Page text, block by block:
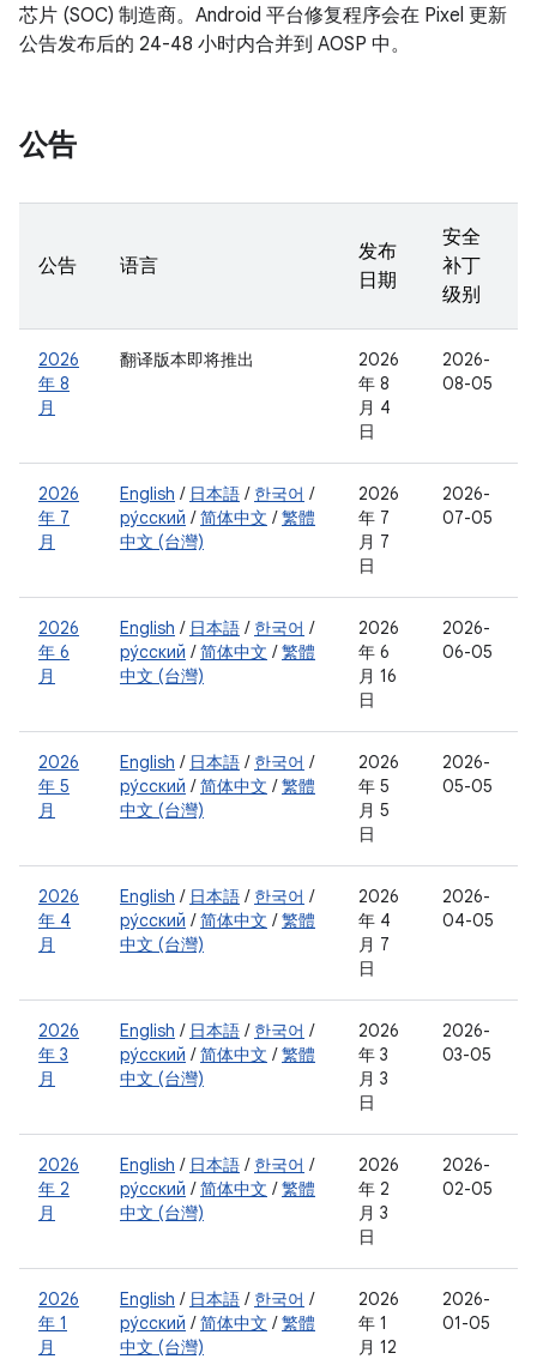
芯片 (SOC) 制造商。Android 平台修复程序会在 Pixel 更新
公告发布后的 24-48 小时内合并到 AOSP 中。
公告
公告 语言
发布
日期
安全
补丁
级别
2026
年 8
月
翻译版本即将推出
2026
年 8
月 4
日
2026-
08-05
2026
年 7
月
English / 日本語 / 한국어 /
ру́сский /简体中文 /繁體
中文 (台灣)
2026
年 7
月 7
日
2026-
07-05
2026
年 6
月
English / 日本語 / 한국어 /
ру́сский /简体中文 /繁體
中文 (台灣)
2026
年 6
月 16
日
2026-
06-05
2026
年 5
月
English / 日本語 / 한국어 /
ру́сский /简体中文 /繁體
中文 (台灣)
2026
年 5
月 5
日
2026-
05-05
2026
年 4
月
English / 日本語 / 한국어 /
ру́сский /简体中文 /繁體
中文 (台灣)
2026
年 4
月 7
日
2026-
04-05
2026
年 3
月
English / 日本語 / 한국어 /
ру́сский /简体中文 /繁體
中文 (台灣)
2026
年 3
月 3
日
2026-
03-05
2026
年 2
月
English / 日本語 / 한국어 /
ру́сский /简体中文 /繁體
中文 (台灣)
2026
年 2
月 3
日
2026-
02-05
2026
年 1
月
English / 日本語 / 한국어 /
ру́сский /简体中文 /繁體
中文 (台灣)
2026
年 1
月 12
2026-
01-05